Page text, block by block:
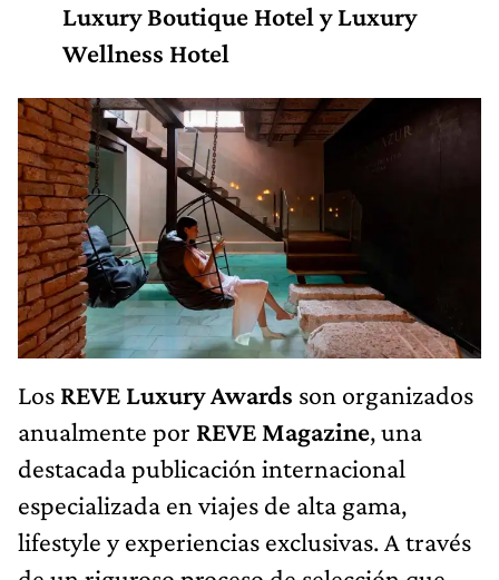
Luxury Boutique Hotel y Luxury
Wellness Hotel
Los REVE Luxury Awards son organizados
anualmente por REVE Magazine, una
destacada publicación internacional
especializada en viajes de alta gama,
lifestyle y experiencias exclusivas. A través